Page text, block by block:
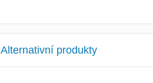
Alternativní produkty